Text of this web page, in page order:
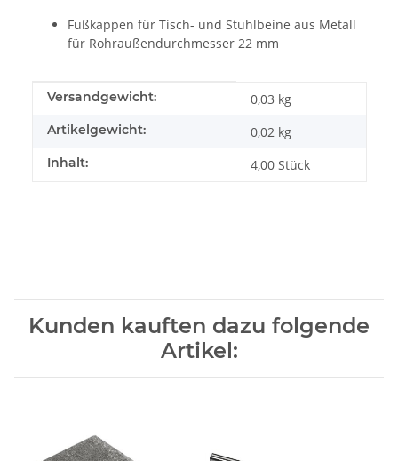
Fußkappen für Tisch- und Stuhlbeine aus Metall
für Rohraußendurchmesser 22 mm
Produkteigenschaft
Wert
Versandgewicht: 0,03 kg
Artikelgewicht: 0,02 kg
Inhalt: 4,00 Stück
Kunden kauften dazu folgende
Artikel: